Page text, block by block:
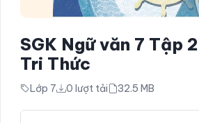
SGK Ngữ văn 7 Tập
Tri Thức
Lớp 7 0 lượt tải 32.5 MB